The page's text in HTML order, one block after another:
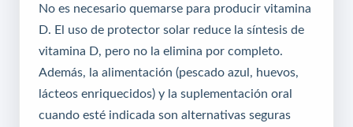
No es necesario quemarse para producir vitamina
D. El uso de protector solar reduce la síntesis de
vitamina D, pero no la elimina por completo.
Además, la alimentación (pescado azul, huevos,
lácteos enriquecidos) y la suplementación oral
cuando esté indicada son alternativas seguras